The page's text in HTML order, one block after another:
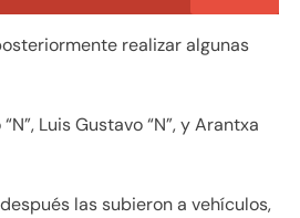
realizar algunas
Luis Gustavo “N”, y Arantxa
las subieron a vehículos,